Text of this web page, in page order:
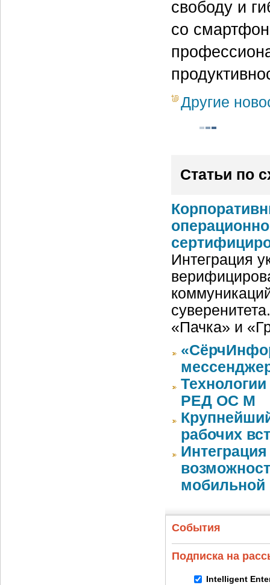
свободу и
со
Другие
Статьи по
Интеграция
«Пачка» и
РЕД ОС М
рабочих
мобильной
События
Подписка на
Intelligent